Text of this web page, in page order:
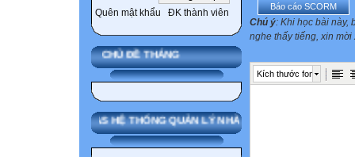
Quên mật khẩu ĐK thành viên
CHỦ ĐỀ THÁNG
SMAS HỆ THỐNG QUẢN LÝ NHÀ TRƯỜNG
Báo cáo SCORM
Chú ý: Khi học bài này,
nghe thấy tiếng, xin
Kích thước font